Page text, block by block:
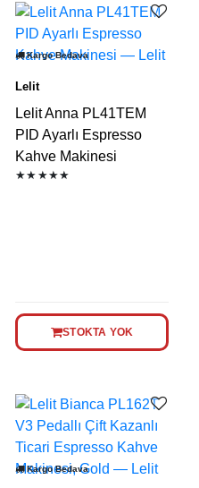
Kargo Bedava
Lelit
Lelit Anna PL41TEM
PID Ayarlı Espresso
Kahve Makinesi
★★★★★
STOKTA YOK
Kargo Bedava